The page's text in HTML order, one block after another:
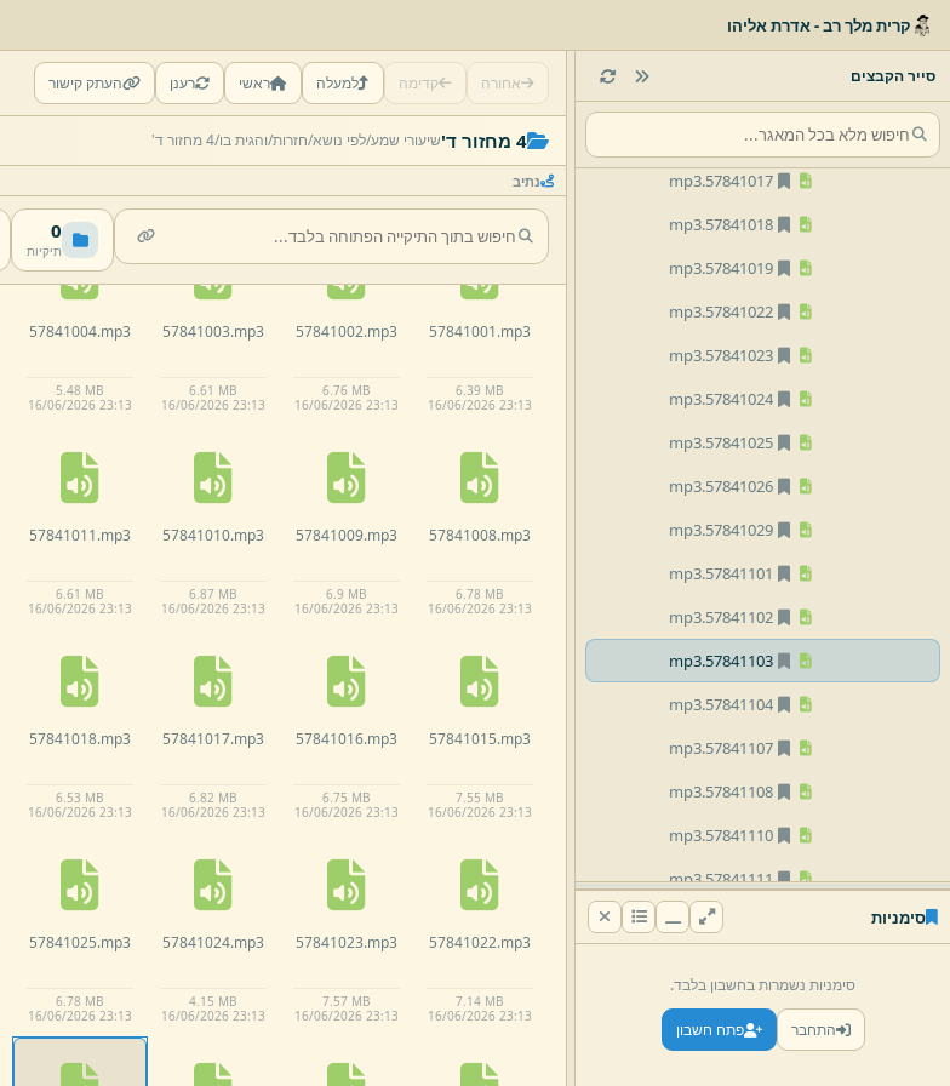
קרית מלך רב - אדרת אליהו
סייר הקבצים
57841012.
mp3
57841016.
57841017.
mp3
57841018.
mp3
57841019.
mp3
57841022.
mp3
57841023.
mp3
57841024.
mp3
57841025.
mp3
57841026.
mp3
57841029.
mp3
57841101.
mp3
57841102.
mp3
57841103.
mp3
57841104.
mp3
57841107.
mp3
57841108.
mp3
57841110.
mp3
57841111.
mp3
57841114.
mp3
57841116.
mp3
57841117.
mp3
סימניות
סימניות נשמרות בחשבון בלבד.
התחבר פתח חשבון
אחורה קדימה למעלה ראשי רענן העתק קישור
4 מחזור ד' שיעורי שמע/לפי נושא/חזרות/והגית בו/4 מחזור ד'
נתיב
0
תיקיות
mp3
16/06/2026 23:12
16/06/2026 23:12
16/06/2026 23:12
16/06/2026 23:12
57841001.mp3
6.39 MB
16/06/2026 23:13
57841002.mp3
6.76 MB
16/06/2026 23:13
57841003.mp3
6.61 MB
16/06/2026 23:13
57841004.mp3
5.48 MB
16/06/2026 23:13
57841008.mp3
6.78 MB
16/06/2026 23:13
57841009.mp3
6.9 MB
16/06/2026 23:13
57841010.mp3
6.87 MB
16/06/2026 23:13
57841011.mp3
6.61 MB
16/06/2026 23:13
57841015.mp3
7.55 MB
16/06/2026 23:13
57841016.mp3
6.75 MB
16/06/2026 23:13
57841017.mp3
6.82 MB
16/06/2026 23:13
57841018.mp3
6.53 MB
16/06/2026 23:13
57841022.mp3
7.14 MB
16/06/2026 23:13
57841023.mp3
7.57 MB
16/06/2026 23:13
57841024.mp3
4.15 MB
16/06/2026 23:13
57841025.mp3
6.78 MB
16/06/2026 23:13